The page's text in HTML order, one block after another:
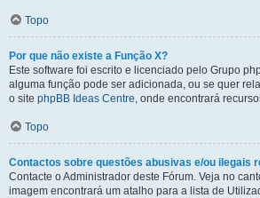
Topo
Por que não existe a Função X?
Este software foi escrito e licenciado pelo Grupo
alguma função pode ser adicionada, ou se quer
o site phpBB Ideas Centre, onde encontrará
Topo
Contactos sobre questões abusivas e/ou ilegais
Contacte o Administrador deste Fórum. Veja no
imagem encontrará um atalho para a lista de